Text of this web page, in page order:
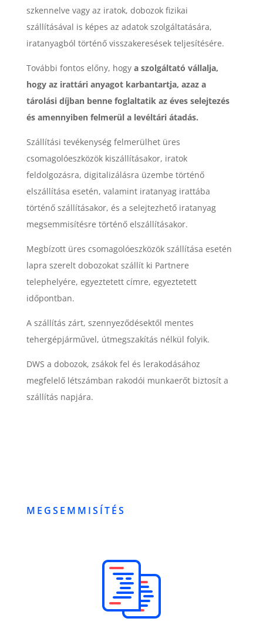
szkennelve vagy az iratok, dobozok fizikai
szállításával is képes az adatok szolgáltatására,
iratanyagból történő visszakeresések teljesítésére.
További fontos előny, hogy a szolgáltató vállalja,
hogy az irattári anyagot karbantartja, azaz a
tárolási díjban benne foglaltatik az éves selejtezés
és amennyiben felmerül a levéltári átadás.
Szállítási tevékenység felmerülhet üres
csomagolóeszközök kiszállításakor, iratok
feldolgozásra, digitalizálásra üzembe történő
elszállítása esetén, valamint iratanyag irattába
történő szállításakor, és a selejtezhető iratanyag
megsemmisítésre történő elszállításakor.
Megbízott üres csomagolóeszközök szállítása esetén
lapra szerelt dobozokat szállít ki Partnere
telephelyére, egyeztetett címre, egyeztetett
időpontban.
A szállítás zárt, szennyeződésektől mentes
tehergépjárművel, útmegszakítás nélkül folyik.
DWS a dobozok, zsákok fel és lerakodásához
megfelelő létszámban rakodói munkaerőt biztosít a
szállítás napjára.
MEGSEMMISÍTÉS